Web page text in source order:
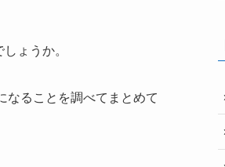
ょうか。
なることを調べてまとめて